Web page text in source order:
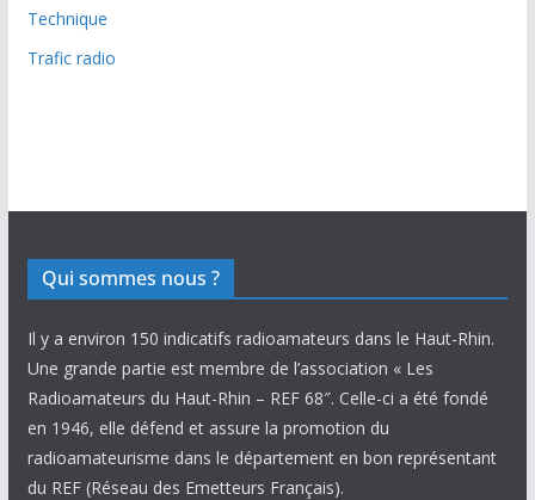
Technique
Trafic radio
Qui sommes nous ?
Il y a environ 150 indicatifs radioamateurs dans le Haut-Rhin.
Une grande partie est membre de l’association « Les
Radioamateurs du Haut-Rhin – REF 68″. Celle-ci a été fondé
en 1946, elle défend et assure la promotion du
radioamateurisme dans le département en bon représentant
du REF (Réseau des Emetteurs Français).